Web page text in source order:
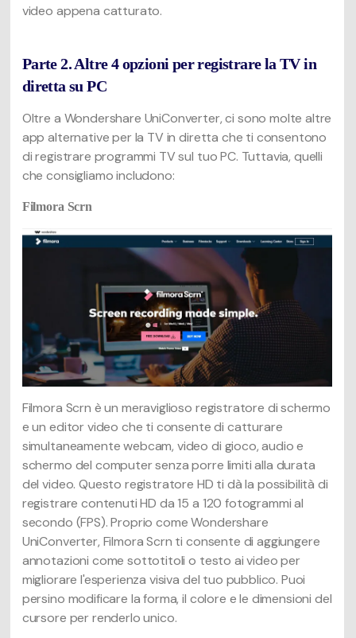
video appena catturato.
Parte 2. Altre 4 opzioni per registrare la TV in
diretta su PC
Oltre a Wondershare UniConverter, ci sono molte altre
app alternative per la TV in diretta che ti consentono
di registrare programmi TV sul tuo PC. Tuttavia, quelli
che consigliamo includono:
Filmora Scrn
Filmora Scrn è un meraviglioso registratore di schermo
e un editor video che ti consente di catturare
simultaneamente webcam, video di gioco, audio e
schermo del computer senza porre limiti alla durata
del video. Questo registratore HD ti dà la possibilità di
registrare contenuti HD da 15 a 120 fotogrammi al
secondo (FPS). Proprio come Wondershare
UniConverter, Filmora Scrn ti consente di aggiungere
annotazioni come sottotitoli o testo ai video per
migliorare l'esperienza visiva del tuo pubblico. Puoi
persino modificare la forma, il colore e le dimensioni del
cursore per renderlo unico.